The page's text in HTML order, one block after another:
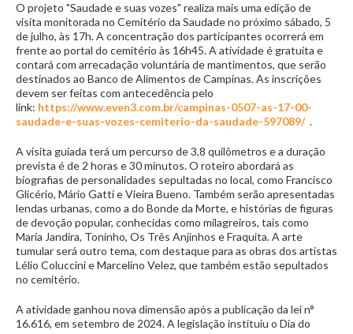
O projeto "Saudade e suas vozes" realiza mais uma edição de
visita monitorada no Cemitério da Saudade no próximo sábado, 5
de julho, às 17h. A concentração dos participantes ocorrerá em
frente ao portal do cemitério às 16h45. A atividade é gratuita e
contará com arrecadação voluntária de mantimentos, que serão
destinados ao Banco de Alimentos de Campinas. As inscrições
devem ser feitas com antecedência pelo
link: https://www.even3.com.br/campinas-0507-as-17-00-
saudade-e-suas-vozes-cemiterio-da-saudade-597089/.
A visita guiada terá um percurso de 3,8 quilômetros e a duração
prevista é de 2 horas e 30 minutos. O roteiro abordará as
biografias de personalidades sepultadas no local, como Francisco
Glicério, Mário Gatti e Vieira Bueno. Também serão apresentadas
lendas urbanas, como a do Bonde da Morte, e histórias de figuras
de devoção popular, conhecidas como milagreiros, tais como
Maria Jandira, Toninho, Os Três Anjinhos e Fraquita. A arte
tumular será outro tema, com destaque para as obras dos artistas
Lélio Coluccini e Marcelino Velez, que também estão sepultados
no cemitério.
A atividade ganhou nova dimensão após a publicação da lei n°
16.616, em setembro de 2024. A legislação instituiu o Dia do